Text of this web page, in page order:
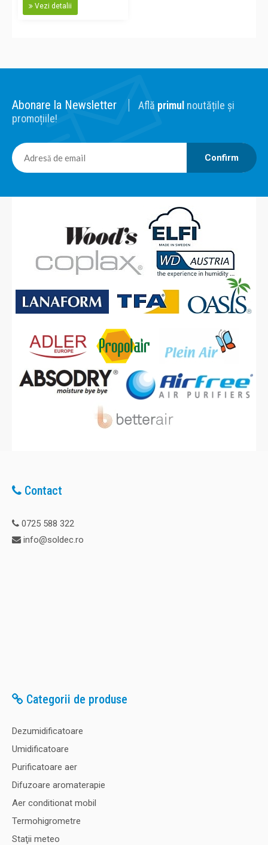
Vezi detalii
Abonare la Newsletter Află primul noutățile și
promoțiile!
Confirm
Contact
0725 588 322
info@soldec.ro
Categorii de produse
Dezumidificatoare
Umidificatoare
Purificatoare aer
Difuzoare aromaterapie
Aer conditionat mobil
Termohigrometre
Staţii meteo